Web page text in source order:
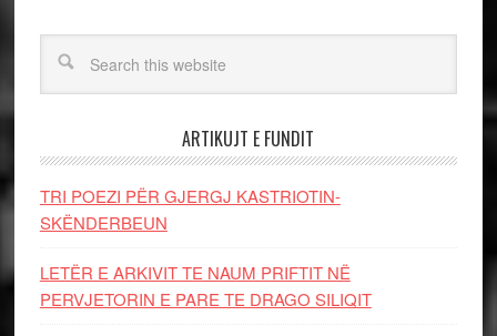
ARTIKUJT E FUNDIT
TRI POEZI PËR GJERGJ KASTRIOTIN-
SKËNDERBEUN
LETËR E ARKIVIT TE NAUM PRIFTIT NË
PERVJETORIN E PARE TE DRAGO SILIQIT